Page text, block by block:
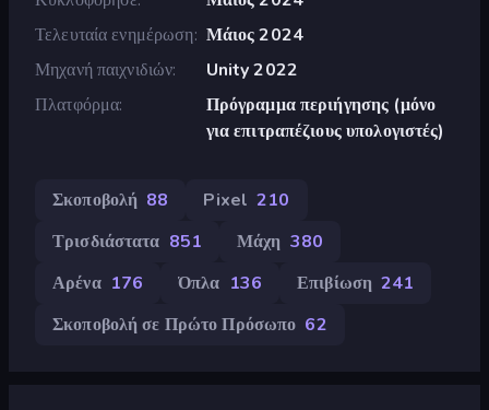
Τελευταία ενημέρωση Μάιος 2024
Μηχανή παιχνιδιών
Unity 2022
Πλατφόρμα
Πρόγραμμα περιήγησης (μόνο
για επιτραπέζιους υπολογιστές)
Σκοποβολή 88 Pixel 210
Τρισδιάστατα 851 Μάχη 380
Αρένα 176 Όπλα 136 Επιβίωση 241
Σκοποβολή σε Πρώτο Πρόσωπο 62